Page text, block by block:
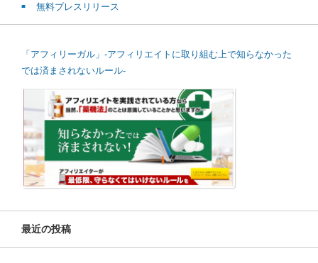
無料プレスリリース
「アフィリーガル」-アフィリエイトに取り組む上で知らなかった
では済まされないルール-
最近の投稿